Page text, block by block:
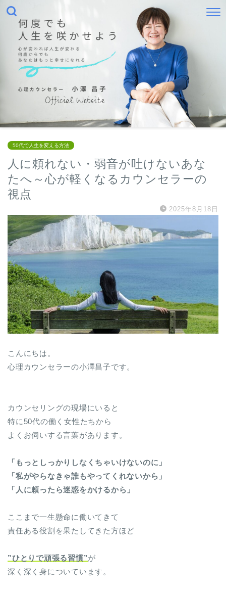
50代で人生を変える方法
人に頼れない・弱音が吐けないあな
たへ～心が軽くなるカウンセラーの
視点
2025年8月18日
こんにちは。
心理カウンセラーの小澤昌子です。
カウンセリングの現場にいると
特に50代の働く女性たちから
よくお伺いする言葉があります。
「もっとしっかりしなくちゃいけないのに」
「私がやらなきゃ誰もやってくれないから」
「人に頼ったら迷惑をかけるから」
ここまで一生懸命に働いてきて
責任ある役割を果たしてきた方ほど
”ひとりで頑張る習慣”が
深く深く身についています。